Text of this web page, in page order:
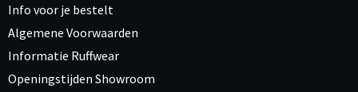
Info voor je bestelt
Algemene Voorwaarden
Informatie Ruffwear
Openingstijden Showroom